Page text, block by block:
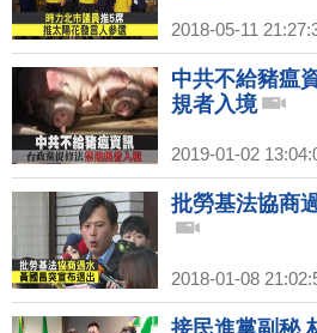
2018-05-11
中共不給豬瘟
規者入境
2019-01-02
批勞基法協商
2018-01-08